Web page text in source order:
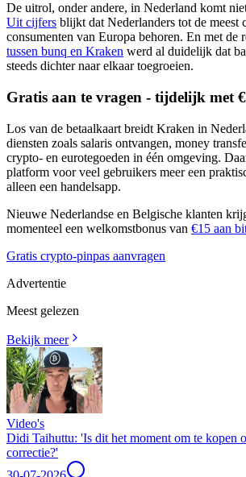
De uitrol, onder andere, in Nederland komt
Uit cijfers blijkt dat Nederlanders tot de meest
consumenten van Europa behoren. En met de
tussen bunq en Kraken werd al duidelijk dat
steeds dichter naar elkaar toegroeien.
Gratis aan te vragen - tijdelijk met
Los van de betaalkaart breidt Kraken in
diensten zoals salaris ontvangen, money
crypto- en eurotegoeden in één omgeving.
platform voor veel gebruikers meer een
alleen een handelsapp.
Nieuwe Nederlandse en Belgische klanten
momenteel een welkomstbonus van €15 aan
Gratis crypto-pinpas aanvragen
Advertentie
Meest gelezen
Bekijk meer
Video's
Didi Taihuttu: 'Is dit het moment om te kopen
correctie?'